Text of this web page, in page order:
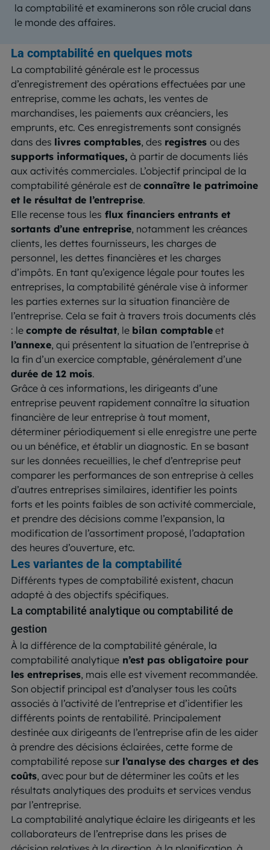
la comptabilité et examinerons son rôle crucial dans
le monde des affaires.
La comptabilité en quelques mots
La comptabilité générale est le processus
d’enregistrement des opérations effectuées par une
entreprise, comme les achats, les ventes de
marchandises, les paiements aux créanciers, les
emprunts, etc. Ces enregistrements sont consignés
dans des livres comptables, des registres ou des
supports informatiques, à partir de documents liés
aux activités commerciales. L’objectif principal de la
comptabilité générale est de connaître le patrimoine
et le résultat de l’entreprise.
Elle recense tous les flux financiers entrants et
sortants d’une entreprise, notamment les créances
clients, les dettes fournisseurs, les charges de
personnel, les dettes financières et les charges
d’impôts. En tant qu’exigence légale pour toutes les
entreprises, la comptabilité générale vise à informer
les parties externes sur la situation financière de
l’entreprise. Cela se fait à travers trois documents clés
: le compte de résultat, le bilan comptable et
l’annexe, qui présentent la situation de l’entreprise à
la fin d’un exercice comptable, généralement d’une
durée de 12 mois.
Grâce à ces informations, les dirigeants d’une
entreprise peuvent rapidement connaître la situation
financière de leur entreprise à tout moment,
déterminer périodiquement si elle enregistre une perte
ou un bénéfice, et établir un diagnostic. En se basant
sur les données recueillies, le chef d’entreprise peut
comparer les performances de son entreprise à celles
d’autres entreprises similaires, identifier les points
forts et les points faibles de son activité commerciale,
et prendre des décisions comme l’expansion, la
modification de l’assortiment proposé, l’adaptation
des heures d’ouverture, etc.
Les variantes de la comptabilité
Différents types de comptabilité existent, chacun
adapté à des objectifs spécifiques.
La comptabilité analytique ou comptabilité de
gestion
À la différence de la comptabilité générale, la
comptabilité analytique n’est pas obligatoire pour
les entreprises, mais elle est vivement recommandée.
Son objectif principal est d’analyser tous les coûts
associés à l’activité de l’entreprise et d’identifier les
différents points de rentabilité. Principalement
destinée aux dirigeants de l’entreprise afin de les aider
à prendre des décisions éclairées, cette forme de
comptabilité repose sur l’analyse des charges et des
coûts, avec pour but de déterminer les coûts et les
résultats analytiques des produits et services vendus
par l’entreprise.
La comptabilité analytique éclaire les dirigeants et les
collaborateurs de l’entreprise dans les prises de